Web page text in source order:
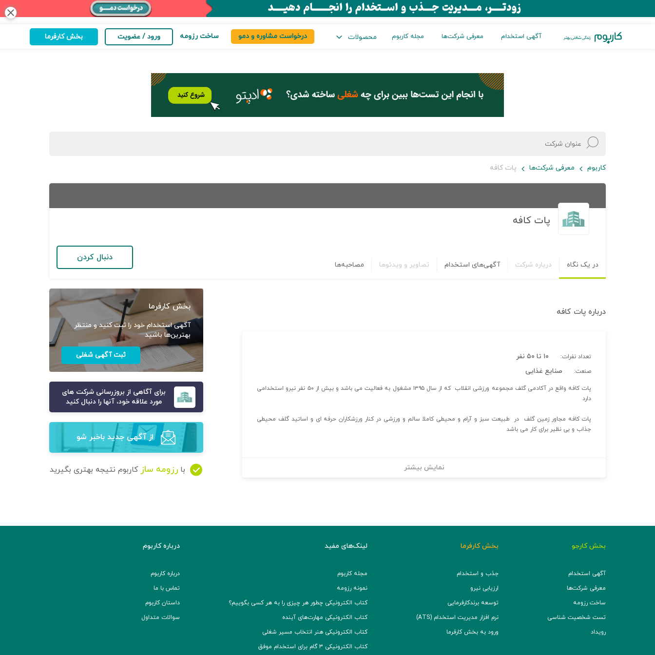
close
آگهی استخدام معرفی شرکت‌ها مجله کاربوم محصولات درخواست مشاوره و دمو ساخت رزومه ورود / عضویت بخش کارفرما
کاربوم معرفی شرکت‌ها پات کافه
پات کافه
در یک نگاه درباره شرکت آگهی‌های استخدام تصاویر و ویدئوها مصاحبه‌ها
دنبال کردن
درباره پات کافه
تعداد نفرات: ۱۰ تا ۵۰ نفر
صنعت: صنایع غذایی
پات کافه واقع در آکادمی گلف مجموعه ورزشی انقلاب که از سال ۱۳۹۵ مشغول به فعالیت می باشد و بیش از ۵۰ نفر نیرو استخدامی
دارد
پات کافه مجاور زمین گلف در طبیعت سبز و آرام و محیطی کاملا سالم و ورزشی در کنار ورزشکاران حرفه ای و اساتید گلف محیطی
جذاب و بی نظیر برای کار می باشد
نمایش بیشتر
بخش کارفرما
آگهی استخدام خود را ثبت کنید و منتظر
بهترین‌ها باشید
ثبت آگهی شغلی
برای آگاهی از بروزرسانی شرکت های
مورد علاقه خود، آنها را دنبال کنید
از آگهی‌ جدید باخبر شو
با رزومه ساز کاربوم نتیجه بهتری بگیرید
بخش کارجو
آگهی استخدام
معرفی شرکت‌ها
ساخت رزومه
تست شخصیت شناسی
رویداد
بخش کارفرما
جذب و استخدام
ارزیابی نیرو
توسعه برند‌کارفرمایی
نرم افزار مدیریت استخدام (ATS)
ورود به بخش کارفرما
لینک‌های مفید
مجله کاربوم
نمونه رزومه
کتاب الکترونیکی چطور هر چیزی را به هر کسی بگوییم؟
کتاب الکترونیکی مهارت‌های آینده
کتاب الکترونیکی هنر انتخاب مسیر شغلی
کتاب الکترونیکی ۳ گام برای استخدام موفق
درباره کاربوم
درباره کاربوم
تماس با ما
داستان کاربوم
سوالات متداول